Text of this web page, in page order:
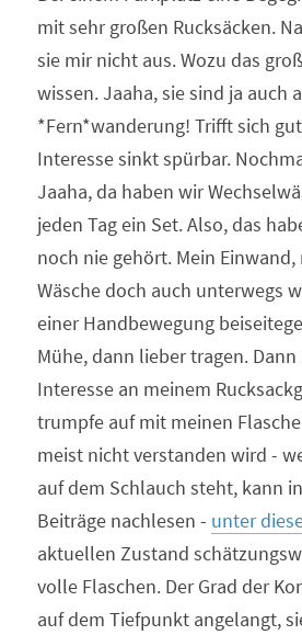
mit sehr großen Rucksäcken.
sie mir nicht aus. Wozu das
wissen. Jaaha, sie sind ja auch
*Fern*wanderung! Trifft sich
Interesse sinkt spürbar.
Jaaha, da haben wir
jeden Tag ein Set. Also, das
noch nie gehört. Mein
Wäsche doch auch unterwegs
einer Handbewegung
Mühe, dann lieber tragen.
Interesse an meinem
trumpfe auf mit meinen
meist nicht verstanden wird -
auf dem Schlauch steht, kann
Beiträge nachlesen - unter
aktuellen Zustand
volle Flaschen. Der Grad der
auf dem Tiefpunkt angelangt,